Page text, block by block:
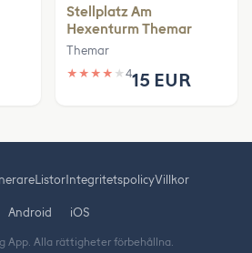
Stellplatz Am
Hexenturm Themar
Themar
★ ★ ★ ★ ★ 415 EUR
ListorIntegritetspolicyVillkor
Android iOS
App. Alla rättigheter förbehållna.